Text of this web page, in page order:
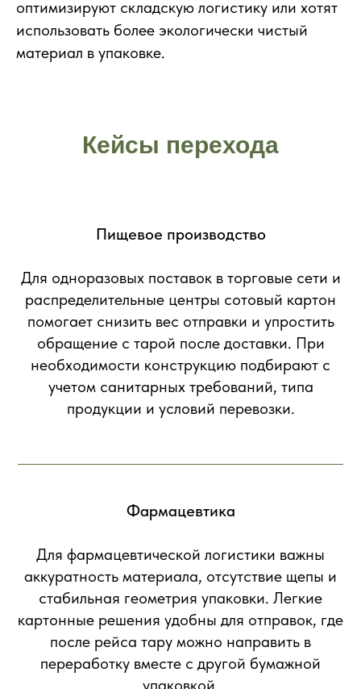
оптимизируют складскую логистику или хотят
использовать более экологически чистый
материал в упаковке.
Кейсы перехода
Пищевое производство
Для одноразовых поставок в торговые сети и
распределительные центры сотовый картон
помогает снизить вес отправки и упростить
обращение с тарой после доставки. При
необходимости конструкцию подбирают с
учетом санитарных требований, типа
продукции и условий перевозки.
Фармацевтика
Для фармацевтической логистики важны
аккуратность материала, отсутствие щепы и
стабильная геометрия упаковки. Легкие
картонные решения удобны для отправок, где
после рейса тару можно направить в
переработку вместе с другой бумажной